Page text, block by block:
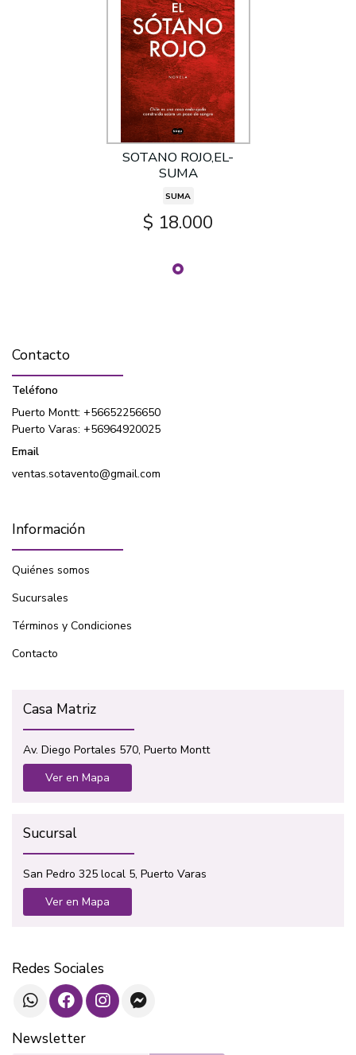
SOTANO ROJO,EL-
SUMA
SUMA
$ 18.000
Contacto
Teléfono
Puerto Montt: +56652256650
Puerto Varas: +56964920025
Email
ventas.sotavento@gmail.com
Información
Quiénes somos
Sucursales
Términos y Condiciones
Contacto
Casa Matriz
Av. Diego Portales 570, Puerto Montt
Ver en Mapa
Sucursal
San Pedro 325 local 5, Puerto Varas
Ver en Mapa
Redes Sociales
Newsletter